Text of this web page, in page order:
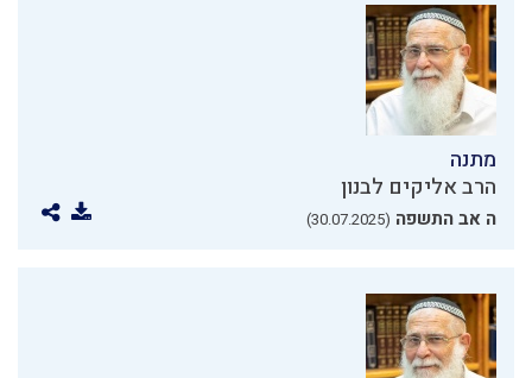
מתנה
הרב אליקים לבנון
ה אב התשפה (30.07.2025)